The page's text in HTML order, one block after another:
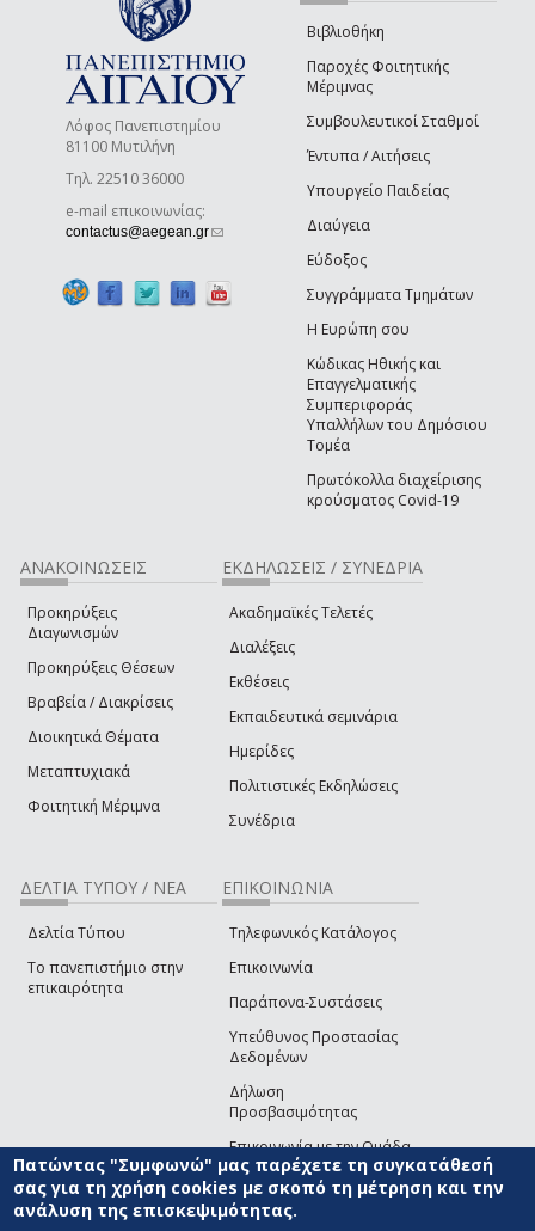
Λόφος Πανεπιστημίου
81100 Μυτιλήνη
Τηλ. 22510 36000
e-mail επικοινωνίας:
contactus@aegean.gr(link sends e-mail)
Βιβλιοθήκη
Παροχές Φοιτητικής
Μέριμνας
Συμβουλευτικοί Σταθμοί
Έντυπα / Αιτήσεις
Υπουργείο Παιδείας
Διαύγεια
Εύδοξος
Συγγράμματα Τμημάτων
Η Ευρώπη σου
Κώδικας Ηθικής και
Επαγγελματικής
Συμπεριφοράς
Υπαλλήλων του Δημόσιου
Τομέα
Πρωτόκολλα διαχείρισης
κρούσματος Covid-19
ΑΝΑΚΟΙΝΩΣΕΙΣ
Προκηρύξεις
Διαγωνισμών
Προκηρύξεις Θέσεων
Βραβεία / Διακρίσεις
Διοικητικά Θέματα
Μεταπτυχιακά
Φοιτητική Μέριμνα
ΕΚΔΗΛΩΣΕΙΣ / ΣΥΝΕΔΡΙΑ
Ακαδημαϊκές Τελετές
Διαλέξεις
Εκθέσεις
Εκπαιδευτικά σεμινάρια
Ημερίδες
Πολιτιστικές Εκδηλώσεις
Συνέδρια
ΔΕΛΤΙΑ ΤΥΠΟΥ / ΝΕΑ
Δελτία Τύπου
Το πανεπιστήμιο στην
επικαιρότητα
ΕΠΙΚΟΙΝΩΝΙΑ
Τηλεφωνικός Κατάλογος
Επικοινωνία
Παράπονα-Συστάσεις
Υπεύθυνος Προστασίας
Δεδομένων
Δήλωση
Προσβασιμότητας
Επικοινωνία με την Ομάδα
Ανάπτυξης του site(link sends e-mail)
© ΠΑΝΕΠΙΣΤΗΜΙΟ ΑΙΓΑΙΟΥ ΟΡΟΙ ΧΡΗΣΗΣ
Πατώντας "Συμφωνώ" μας παρέχετε τη συγκατάθεσή
σας για τη χρήση cookies με σκοπό τη μέτρηση και την
ανάλυση της επισκεψιμότητας.